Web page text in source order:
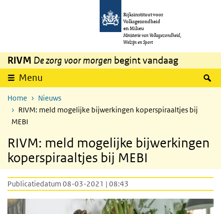
Overslaan en naar de inhoud gaan
Rijksinstituut voor
Volksgezondheid
en Milieu
Ministerie van Volksgezondheid,
Welzijn en Sport
RIVM De zorg voor morgen begint vandaag
Menu
Home
Nieuws
RIVM: meld mogelijke bijwerkingen koperspiraaltjes bij
MEBI
RIVM: meld mogelijke bijwerkingen
koperspiraaltjes bij MEBI
Publicatiedatum 08-03-2021 | 08:43